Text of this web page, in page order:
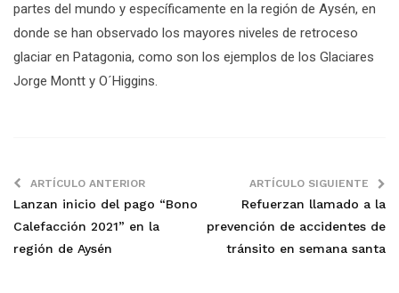
partes del mundo y específicamente en la región de Aysén, en
donde se han observado los mayores niveles de retroceso
glaciar en Patagonia, como son los ejemplos de los Glaciares
Jorge Montt y O´Higgins.
ARTÍCULO ANTERIOR
Lanzan inicio del pago “Bono
Calefacción 2021” en la
región de Aysén
ARTÍCULO SIGUIENTE
Refuerzan llamado a la
prevención de accidentes de
tránsito en semana santa